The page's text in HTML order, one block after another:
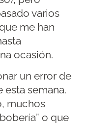
varios
me han
ocasión.
un error de
semana.
muchos
o que